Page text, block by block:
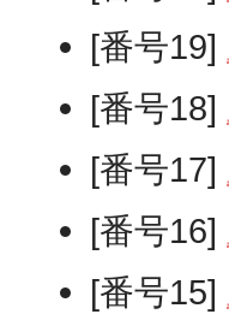
[番号19]
[番号18]
[番号17]
[番号16]
[番号15]